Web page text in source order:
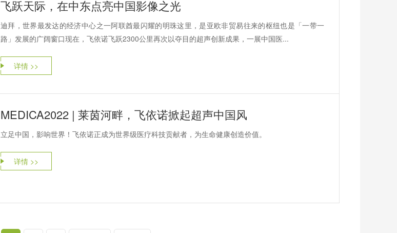
飞跃天际，在中东点亮中国影像之光
迪拜，世界最发达的经济中心之一阿联酋最闪耀的明珠这里，是亚欧非贸易往来的枢纽也是「一带一
路」发展的广阔窗口现在，飞依诺飞跃2300公里再次以夺目的超声创新成果，一展中国医...
详情 >>
MEDICA2022 | 莱茵河畔，飞依诺掀起超声中国风
立足中国，影响世界！飞依诺正成为世界级医疗科技贡献者，为生命健康创造价值。
详情 >>